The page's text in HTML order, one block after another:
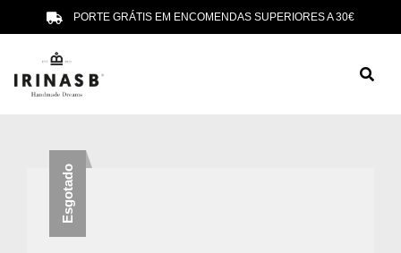
PORTE GRÁTIS EM ENCOMENDAS SUPERIORES A 30€
Esgotado